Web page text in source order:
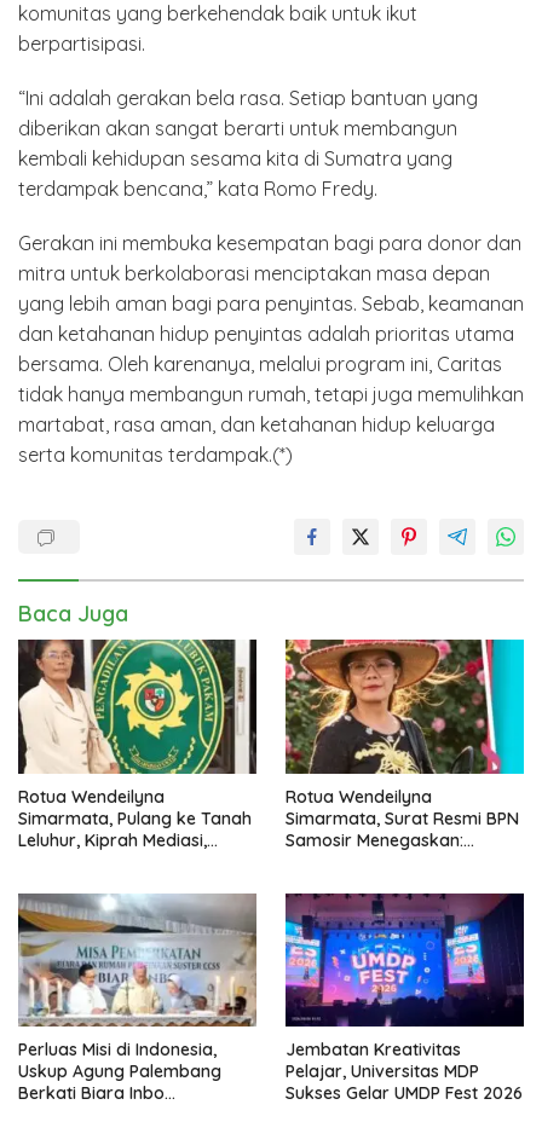
komunitas yang berkehendak baik untuk ikut
berpartisipasi.
“Ini adalah gerakan bela rasa. Setiap bantuan yang
diberikan akan sangat berarti untuk membangun
kembali kehidupan sesama kita di Sumatra yang
terdampak bencana,” kata Romo Fredy.
Gerakan ini membuka kesempatan bagi para donor dan
mitra untuk berkolaborasi menciptakan masa depan
yang lebih aman bagi para penyintas. Sebab, keamanan
dan ketahanan hidup penyintas adalah prioritas utama
bersama. Oleh karenanya, melalui program ini, Caritas
tidak hanya membangun rumah, tetapi juga memulihkan
martabat, rasa aman, dan ketahanan hidup keluarga
serta komunitas terdampak.(*)
Baca Juga
Rotua Wendeilyna
Simarmata, Pulang ke Tanah
Leluhur, Kiprah Mediasi,
Batak
Rotua Wendeilyna
Simarmata, Surat Resmi BPN
Samosir Menegaskan:
dalam Sengketa Lumban Silo
Perluas Misi di Indonesia,
Uskup Agung Palembang
Berkati Biara Inbo
Jembatan Kreativitas
Pelajar, Universitas MDP
Sukses Gelar UMDP Fest 2026